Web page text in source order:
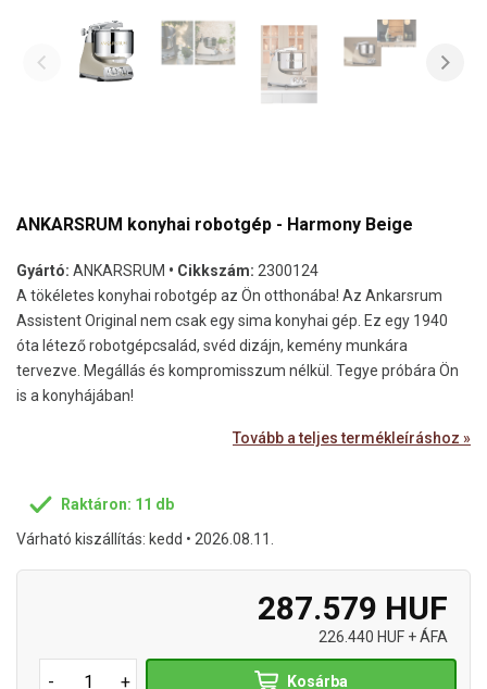
ANKARSRUM konyhai robotgép - Harmony Beige
Gyártó: ANKARSRUM • Cikkszám: 2300124
A tökéletes konyhai robotgép az Ön otthonába! Az Ankarsrum
Assistent Original nem csak egy sima konyhai gép. Ez egy 1940
óta létező robotgépcsalád, svéd dizájn, kemény munkára
tervezve. Megállás és kompromisszum nélkül. Tegye próbára Ön
is a konyhájában!
Tovább a teljes termékleíráshoz »
Raktáron: 11 db
Várható kiszállítás: kedd • 2026.08.11.
287.579 HUF
226.440 HUF + ÁFA
- + Kosárba